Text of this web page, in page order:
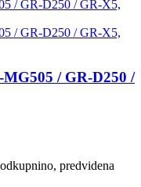
/ GR-D250 /
predvidena